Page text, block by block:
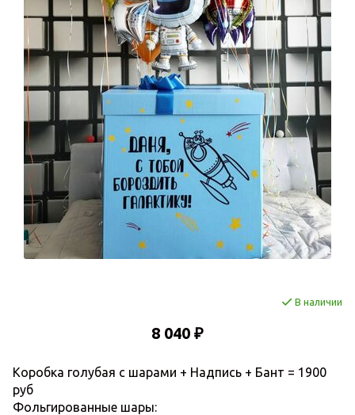
В наличии
8 040 ₽
Коробка голубая с шарами + Надпись + Бант = 1900
руб
Фольгированные шары: